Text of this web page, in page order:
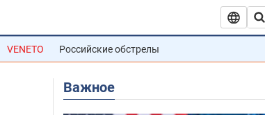
VENETO Российские обстрелы
Важное